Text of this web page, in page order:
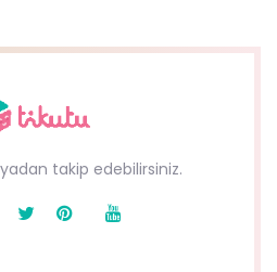
takip edebilirsiniz.